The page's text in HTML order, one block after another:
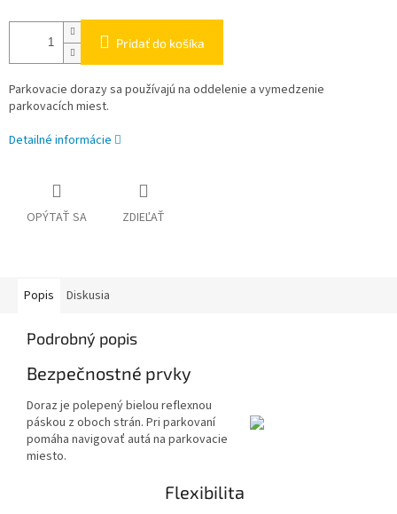
Pridať do košíka
Parkovacie dorazy sa používajú na oddelenie a vymedzenie
parkovacích miest.
Detailné informácie
OPÝTAŤ SA ZDIEĽAŤ
Popis Diskusia
Podrobný popis
Bezpečnostné prvky
Doraz je polepený bielou reflexnou
páskou z oboch strán. Pri parkovaní
pomáha navigovať autá na parkovacie
miesto.
Flexibilita